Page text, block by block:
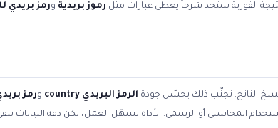
الفورية ستجد شرحاً يغطي عبارات مثل رموز بريدية ورمز بريدي
نسخ الناتج. تجنّب ذلك يحسّن جودة الرمز البريدي country ورمز
المحاسبي أو الرسمي. الأداة تسهّل العمل، لكن دقة البيانات